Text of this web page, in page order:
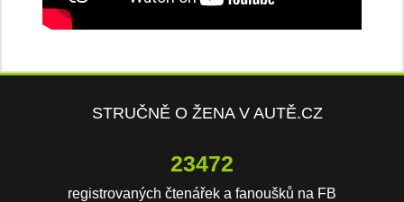
STRUČNĚ O ŽENA V AUTĚ.CZ
23472
registrovaných čtenářek a fanoušků na FB